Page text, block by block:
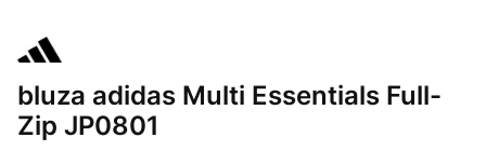
bluza adidas Multi Essentials Full-
Zip JP0801